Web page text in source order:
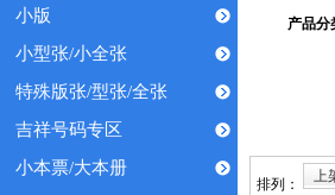
小版
小型张/小全张
特殊版张/型张/全张
吉祥号码专区
小本票/大本册
产品分
排列： 上